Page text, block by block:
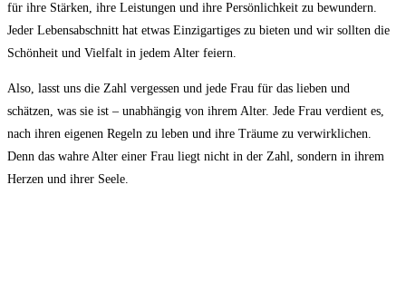
für ihre Stärken, ihre Leistungen und ihre Persönlichkeit zu bewundern.
⁢Jeder Lebensabschnitt⁤ hat etwas Einzigartiges zu bieten und wir‌ sollten die
Schönheit ⁤und Vielfalt in jedem‍ Alter feiern.
Also, ‌lasst uns die⁣ Zahl vergessen und jede Frau ⁣für das lieben und
schätzen, was sie ist – unabhängig von ihrem Alter. ​Jede Frau verdient ⁣es,
⁤nach ihren⁣ eigenen Regeln zu⁤ leben und ihre Träume ​zu verwirklichen.
Denn das⁤ wahre Alter ⁢einer Frau liegt nicht in ⁤der Zahl, sondern in‍ ihrem
Herzen und ⁣ihrer⁤ Seele.